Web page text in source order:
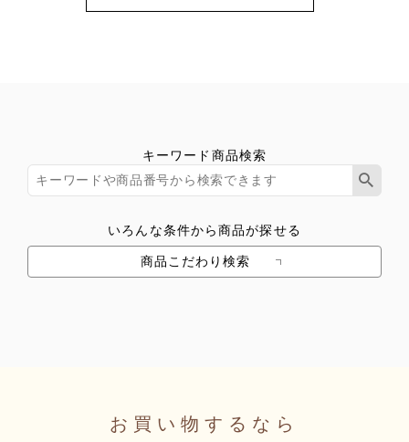
キーワード商品検索
いろんな条件から商品が探せる
商品こだわり検索
お買い物するなら